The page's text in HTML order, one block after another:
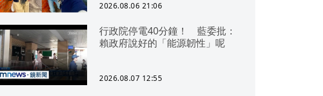
2026.08.06 21:06
行政院停電40分鐘！ 藍委批：
賴政府說好的「能源韌性」呢
2026.08.07 12:55